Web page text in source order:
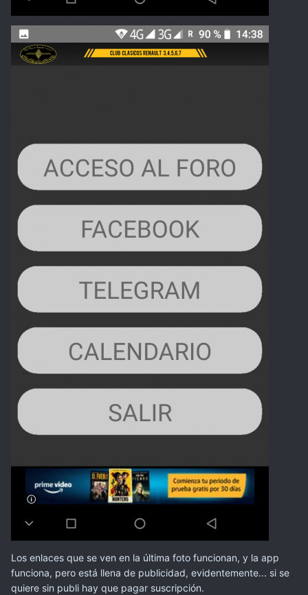
Los enlaces que se ven en la última foto funcionan, y la app
funciona, pero está llena de publicidad, evidentemente... si se
quiere sin publi hay que pagar suscripción.